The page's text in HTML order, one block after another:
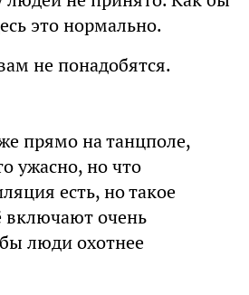
это нормально.
не понадобятся.
прямо на танцполе,
ужасно, но что
есть, но такое
очень
люди охотнее